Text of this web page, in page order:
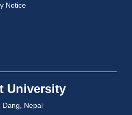
Notice
University
Dang, Nepal